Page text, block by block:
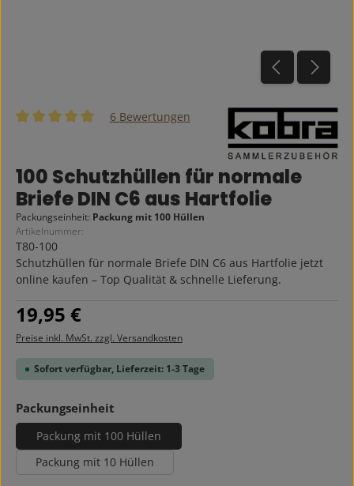
Durchschnittliche Bewertung von 5 von 5 Sternen
6 Bewertungen
100 Schutzhüllen für normale
Briefe DIN C6 aus Hartfolie
Packungseinheit: Packung mit 100 Hüllen
Artikelnummer:
T80-100
Schutzhüllen für normale Briefe DIN C6 aus Hartfolie jetzt
online kaufen – Top Qualität & schnelle Lieferung.
Regulärer Preis:
19,95 €
Preise inkl. MwSt. zzgl. Versandkosten
Sofort verfügbar, Lieferzeit: 1-3 Tage
Packungseinheit
Packung mit 100 Hüllen
Packung mit 10 Hüllen